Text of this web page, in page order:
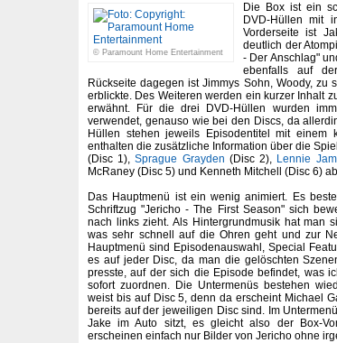
© Paramount Home Entertainment
Die Box ist ein
DVD-Hüllen mit
Vorderseite ist
deutlich der
- Der Anschlag"
ebenfalls auf
Rückseite dagegen ist Jimmys Sohn, Woody,
erblickte. Des Weiteren werden ein kurzer Inhalt
erwähnt. Für die drei DVD-Hüllen wurden
verwendet, genauso wie bei den Discs, da
Hüllen stehen jeweils Episodentitel mit einem
enthalten die zusätzliche Information über die
(Disc 1),Sprague Grayden (Disc 2), Lennie
McRaney (Disc 5) und Kenneth Mitchell (Disc 6)
Das Hauptmenü ist ein wenig animiert. Es
Schriftzug "Jericho - The First Season" sich
nach links zieht. Als Hintergrundmusik hat man
was sehr schnell auf die Ohren geht und zur
Hauptmenü sind Episodenauswahl, Special
es auf jeder Disc, da man die gelöschten
presste, auf der sich die Episode befindet, was
sofort zuordnen. Die Untermenüs bestehen
weist bis auf Disc 5, denn da erscheint Michael
bereits auf der jeweiligen Disc sind. Im
Jake im Auto sitzt, es gleicht also der Box-
erscheinen einfach nur Bilder von Jericho ohne